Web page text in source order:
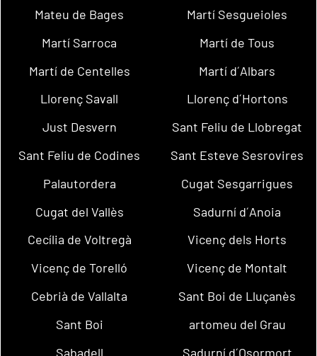
Mateu de Bages
Martí Sesgueioles
Martí Sarroca
Martí de Tous
Martí de Centelles
Martí d´Albars
Llorenç Savall
Llorenç d´Hortons
Just Desvern
Sant Feliu de Llobregat
Sant Feliu de Codines
Sant Esteve Sesrovires
Palautordera
Cugat Sesgarrigues
Cugat del Vallès
Sadurní d´Anoia
Cecília de Voltregà
Vicenç dels Horts
Vicenç de Torelló
Vicenç de Montalt
Cebrià de Vallalta
Sant Boi de Lluçanès
Sant Boi
artomeu del Grau
Sabadell
Sadurní d´Osormort